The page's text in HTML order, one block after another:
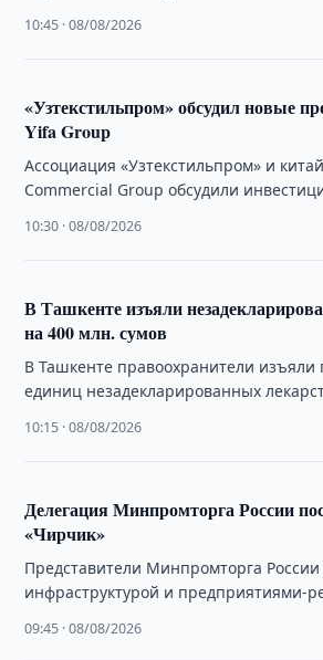
10:45 · 08/08/2026
«Узтекстильпром» обсудил новые
Yifa Group
Ассоциация «Узтекстильпром» и
Commercial Group обсудили
текстильной отрасли.
10:30 · 08/08/2026
​​​​​​​В Ташкенте изъяли
на 400 млн. сумов
В Ташкенте правоохранители изъяли
единиц незадекларированных
10:15 · 08/08/2026
Делегация Минпромторга России
«Чирчик»
Представители Минпромторга России
инфраструктурой и предприятиями-
сообщает химико-индустриальный
09:45 · 08/08/2026